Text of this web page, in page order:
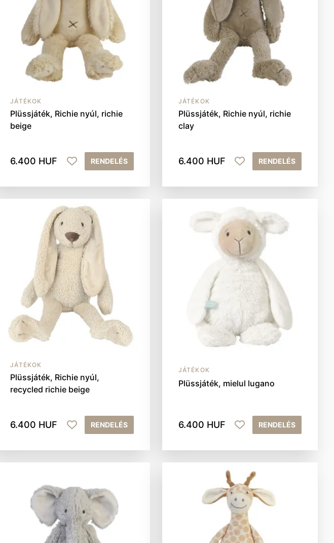
JÁTÉKOK
Plüssjáték, Richie nyúl, richie
beige
6.400 HUF RENDELÉS
JÁTÉKOK
Plüssjáték, Richie nyúl, richie
clay
6.400 HUF RENDELÉS
JÁTÉKOK
Plüssjáték, Richie nyúl,
recycled richie beige
6.400 HUF RENDELÉS
JÁTÉKOK
Plüssjáték, mielul lugano
6.400 HUF RENDELÉS